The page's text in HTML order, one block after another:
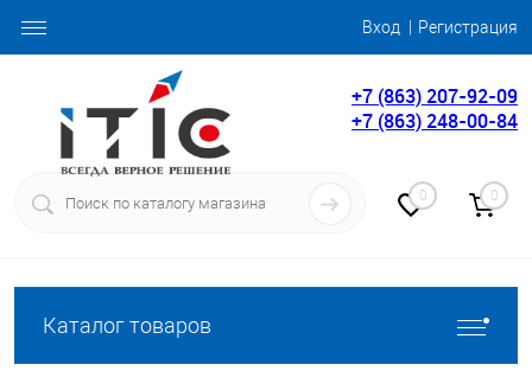
Вход Регистрация
+7 (863) 207-92-09
+7 (863) 248-00-84
0 0
Каталог товаров